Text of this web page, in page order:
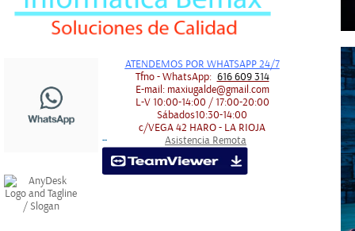
ATENDEMOS POR WHATSAPP 24/7
Tfno - WhatsApp: 616 609 314
E-mail:maxiugalde@gmail.com
L-V10:00-14:00 / 17:00-20:00
Sábados10:30-14:00
c/VEGA 42 HARO - LA RIOJA
-- Asistencia Remota